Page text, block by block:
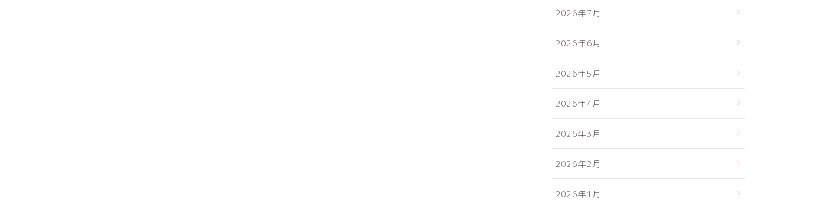
2026年7月
2026年6月
2026年5月
2026年4月
2026年3月
2026年2月
2026年1月